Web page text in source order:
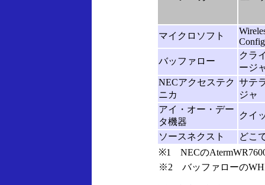
マイクロソフト
Config
バッファロー
クラ
ージ
NECアクセステク
ニカ
サテ
ジャ
アイ・オー・デー
タ機器
クイ
ソースネクスト
どこ
※1 NECの
※2 バッファローの